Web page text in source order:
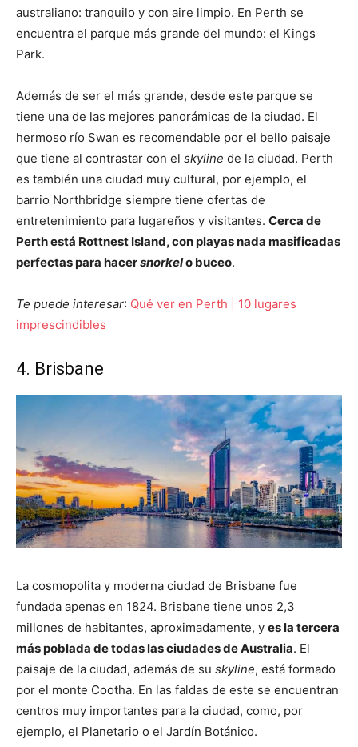
australiano: tranquilo y con aire limpio. En Perth se
encuentra el parque más grande del mundo: el Kings
Park.
Además de ser el más grande, desde este parque se
tiene una de las mejores panorámicas de la ciudad. El
hermoso río Swan es recomendable por el bello paisaje
que tiene al contrastar con el skyline de la ciudad. Perth
es también una ciudad muy cultural, por ejemplo, el
barrio Northbridge siempre tiene ofertas de
entretenimiento para lugareños y visitantes. Cerca de
Perth está Rottnest Island, con playas nada masificadas
perfectas para hacersnorkelo buceo.
Te puede interesar: Qué ver en Perth | 10 lugares
imprescindibles
4. Brisbane
La cosmopolita y moderna ciudad de Brisbane fue
fundada apenas en 1824. Brisbane tiene unos 2,3
millones de habitantes, aproximadamente, y es la tercera
más poblada de todas las ciudades de Australia. El
paisaje de la ciudad, además de su skyline, está formado
por el monte Cootha. En las faldas de este se encuentran
centros muy importantes para la ciudad, como, por
ejemplo, el Planetario o el Jardín Botánico.